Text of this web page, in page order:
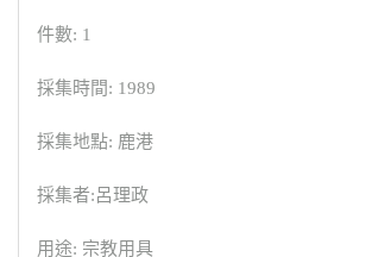
件數: 1
採集時間: 1989
採集地點: 鹿港
採集者:呂理政
用途: 宗教用具